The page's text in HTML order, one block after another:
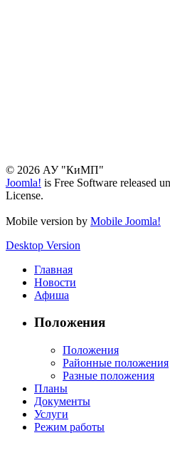
© 2026 АУ "КиМП"
Joomla! is Free Software released
License.
Mobile version by Mobile Joomla!
Desktop Version
Главная
Новости
Афиша
Положения
Положения
Районные положения
Разные положения
Планы
Документы
Услуги
Режим работы